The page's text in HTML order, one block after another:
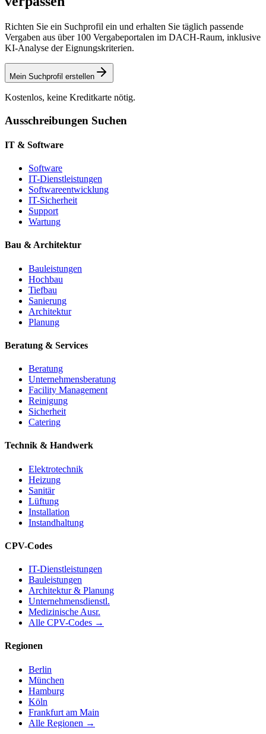
Richten Sie ein Suchprofil ein und erhalten Sie täglich passende
Vergaben aus über 100 Vergabeportalen im DACH-Raum, inklusive
KI-Analyse der Eignungskriterien.
Mein Suchprofil erstellen
Kostenlos, keine Kreditkarte nötig.
Ausschreibungen Suchen
IT & Software
Software
IT-Dienstleistungen
Softwareentwicklung
IT-Sicherheit
Support
Wartung
Bau & Architektur
Bauleistungen
Hochbau
Tiefbau
Sanierung
Architektur
Planung
Beratung & Services
Beratung
Unternehmensberatung
Facility Management
Reinigung
Sicherheit
Catering
Technik & Handwerk
Elektrotechnik
Heizung
Sanitär
Lüftung
Installation
Instandhaltung
CPV-Codes
IT-Dienstleistungen
Bauleistungen
Architektur & Planung
Unternehmensdienstl.
Medizinische Ausr.
Alle CPV-Codes →
Regionen
Berlin
München
Hamburg
Köln
Frankfurt am Main
Alle Regionen →